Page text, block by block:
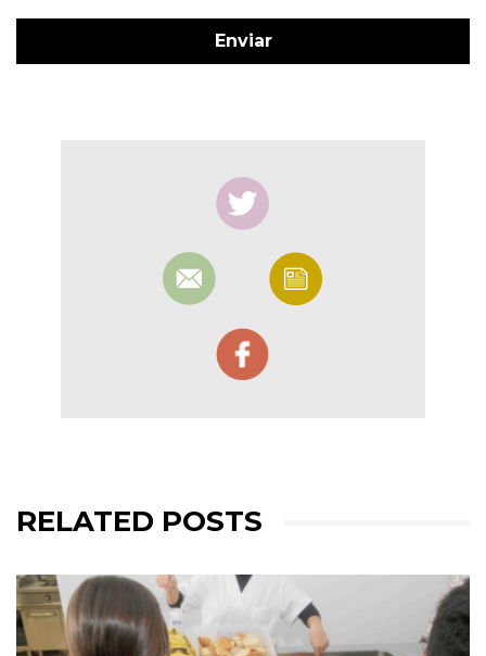
RELATED POSTS